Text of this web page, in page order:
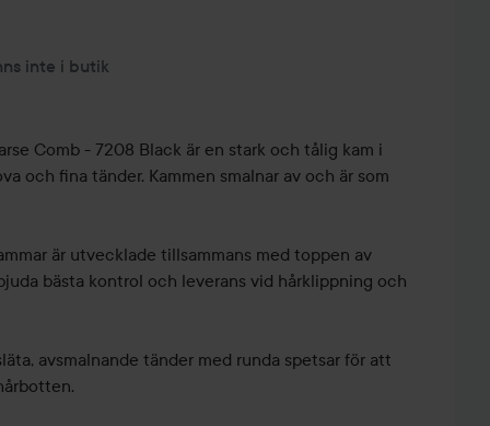
inte i butik
Comb - 7208 Black är en stark och tålig kam i
och fina tänder. Kammen smalnar av och är som
är utvecklade tillsammans med toppen av
bästa kontrol och leverans vid hårklippning och
avsmalnande tänder med runda spetsar för att